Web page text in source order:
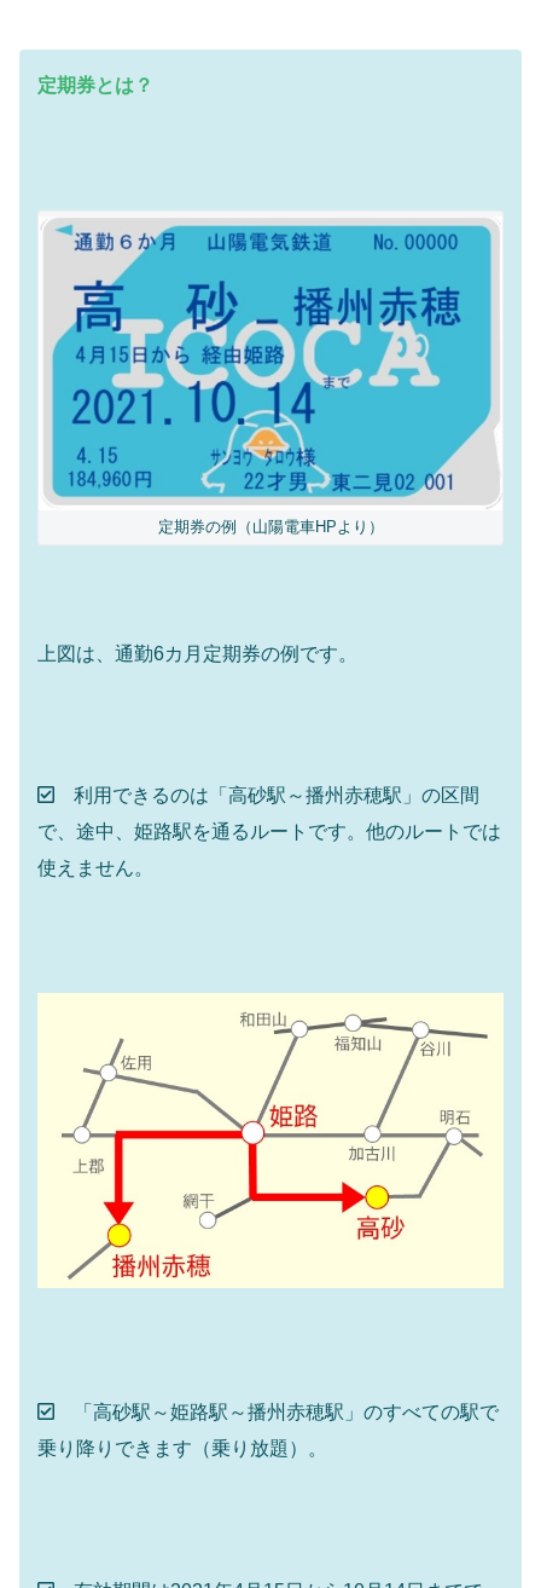
定期券とは？
定期券の例（山陽電車HPより）
上図は、通勤6カ月定期券の例です。
利用できるのは「高砂駅～播州赤穂駅」の区間
で、途中、姫路駅を通るルートです。他のルートでは
使えません。
「高砂駅～姫路駅～播州赤穂駅」のすべての駅で
乗り降りできます（乗り放題）。